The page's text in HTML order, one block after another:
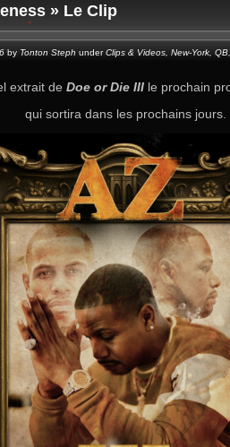
» Le Clip
by Tonton Steph underClips & Videos New-York QB
extrait de Doe or Die IIIle prochain
qui sortira dans les prochains jours.